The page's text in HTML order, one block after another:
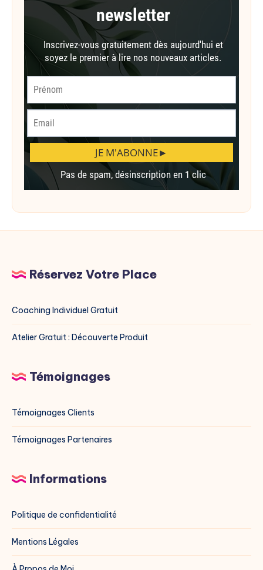
Réservez Votre Place
Coaching Individuel Gratuit
Atelier Gratuit : Découverte Produit
Témoignages
Témoignages Clients
Témoignages Partenaires
Informations
Politique de confidentialité
Mentions Légales